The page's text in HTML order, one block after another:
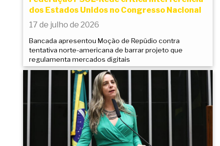
dos Estados Unidos no Congresso Nacional
17 de julho de 2026
Bancada apresentou Moção de Repúdio contra
tentativa norte-americana de barrar projeto que
regulamenta mercados digitais